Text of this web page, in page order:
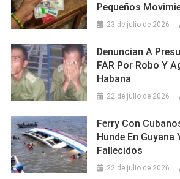
Pequeños
23 de julio de 2026
Denuncian A
FAR Por Robo Y
Habana
22 de julio de 2026
Ferry Con
Hunde En Guyana
Fallecidos
22 de julio de 2026